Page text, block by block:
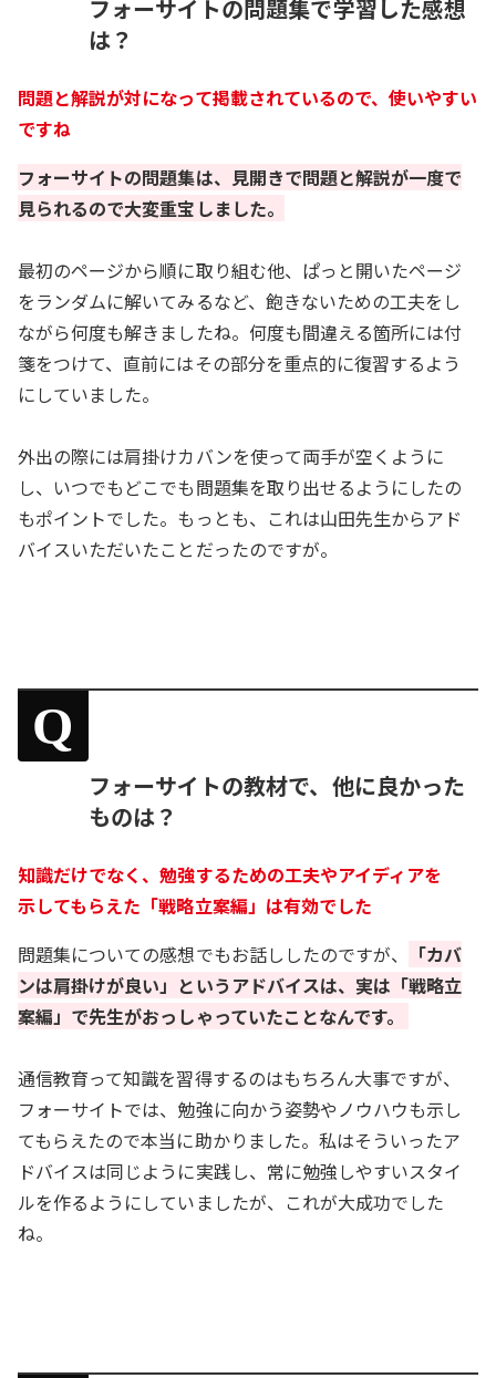
フォーサイトの問題集で学習した感想
は？
問題と解説が対になって掲載されているので、使いやすい
ですね
フォーサイトの問題集は、見開きで問題と解説が一度で
見られるので大変重宝しました。
最初のページから順に取り組む他、ぱっと開いたページ
をランダムに解いてみるなど、飽きないための工夫をし
ながら何度も解きましたね。何度も間違える箇所には付
箋をつけて、直前にはその部分を重点的に復習するよう
にしていました。
外出の際には肩掛けカバンを使って両手が空くように
し、いつでもどこでも問題集を取り出せるようにしたの
もポイントでした。もっとも、これは山田先生からアド
バイスいただいたことだったのですが。
Q
フォーサイトの教材で、他に良かった
ものは？
知識だけでなく、勉強するための工夫やアイディアを
示してもらえた「戦略立案編」は有効でした
問題集についての感想でもお話ししたのですが、
「カバ
ンは肩掛けが良い」というアドバイスは、実は「戦略立
案編」で先生がおっしゃっていたことなんです。
通信教育って知識を習得するのはもちろん大事ですが、
フォーサイトでは、勉強に向かう姿勢やノウハウも示し
てもらえたので本当に助かりました。私はそういったア
ドバイスは同じように実践し、常に勉強しやすいスタイ
ルを作るようにしていましたが、これが大成功でした
ね。